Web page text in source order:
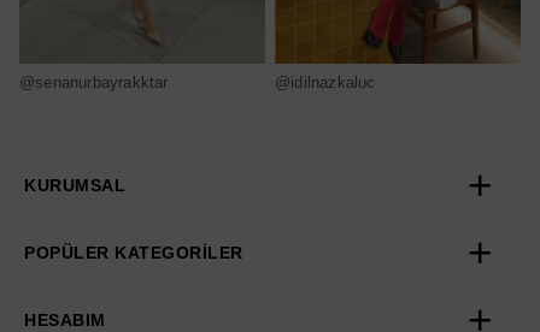
@senanurbayrakktar @idilnazkaluc
KURUMSAL
POPÜLER KATEGORİLER
HESABIM